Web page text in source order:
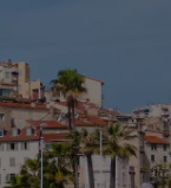
onnistaa